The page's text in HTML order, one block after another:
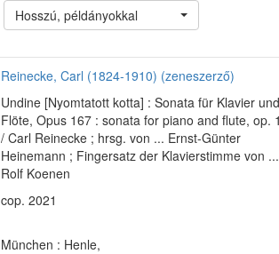
Hosszú, példányokkal
Reinecke, Carl (1824-1910) (zeneszerző)
Undine [Nyomtatott kotta] : Sonata für Klavier und
Flöte, Opus 167 : sonata for piano and flute, op.
/ Carl Reinecke ; hrsg. von ... Ernst-Günter
Heinemann ; Fingersatz der Klavierstimme von ...
Rolf Koenen
cop. 2021
München : Henle,